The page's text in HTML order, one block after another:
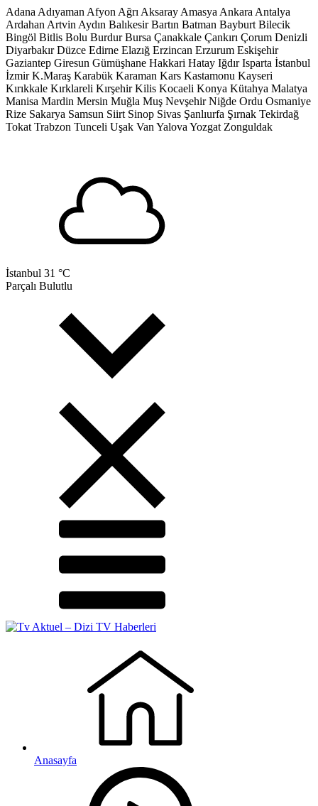
Adana Adıyaman Afyon Ağrı Aksaray Amasya Ankara Antalya
Ardahan Artvin Aydın Balıkesir Bartın Batman Bayburt Bilecik
Bingöl Bitlis Bolu Burdur Bursa Çanakkale Çankırı Çorum Denizli
Diyarbakır Düzce Edirne Elazığ Erzincan Erzurum Eskişehir
Gaziantep Giresun Gümüşhane Hakkari Hatay Iğdır Isparta İstanbul
İzmir K.Maraş Karabük Karaman Kars Kastamonu Kayseri
Kırıkkale Kırklareli Kırşehir Kilis Kocaeli Konya Kütahya Malatya
Manisa Mardin Mersin Muğla Muş Nevşehir Niğde Ordu Osmaniye
Rize Sakarya Samsun Siirt Sinop Sivas Şanlıurfa Şırnak Tekirdağ
Tokat Trabzon Tunceli Uşak Van Yalova Yozgat Zonguldak
İstanbul 31 °C
Parçalı Bulutlu
Anasayfa